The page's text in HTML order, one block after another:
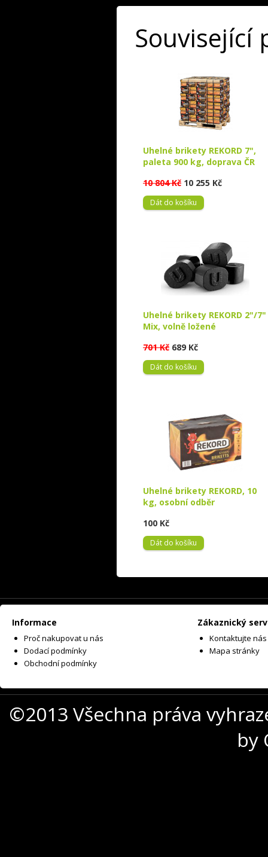
Související
Uhelné brikety REKORD 7",
paleta 900 kg, doprava ČR
10 804 Kč 10 255 Kč
Dát do košíku
Uhelné brikety REKORD 2"/7"
Mix, volně ložené
701 Kč 689 Kč
Dát do košíku
Uhelné brikety REKORD, 10
kg, osobní odběr
100 Kč
Dát do košíku
Informace
Proč nakupovat u nás
Dodací podmínky
Obchodní podmínky
Zákaznický
Kontaktujte nás
Mapa stránky
©2013 Všechna práva
by